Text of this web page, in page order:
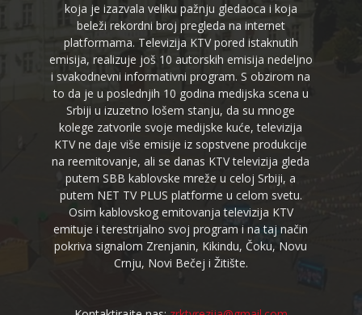
koja je izazvala veliku pažnju gledaoca i koja
beleži rekordni broj pregleda na internet
platformama. Televizija KTV pored istaknutih
emisija, realizuje još 10 autorskih emisija nedeljno
i svakodnevni informativni program. S obzirom na
to da je u poslednjih 10 godina medijska scena u
Srbiji u izuzetno lošem stanju, da su mnoge
kolege zatvorile svoje medijske kuće, televizija
KTV ne daje više emisije iz sopstvene produkcije
na reemitovanje, ali se danas KTV televizija gleda
putem SBB kablovske mreže u celoj Srbiji, a
putem NET TV PLUS platforme u celom svetu.
Osim kablovskog emitovanja televizija KTV
emituje i terestrijalno svoj program i na taj način
pokriva signalom Zrenjanin, Kikindu, Čoku, Novu
Crnju, Novi Bečej i Žitište.